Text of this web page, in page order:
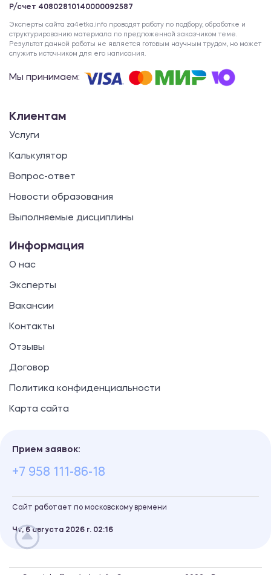
Р/счет 40802810140000092587
Эксперты сайта za4etka.info проводят работу по подбору, обработке и
структурированию материала по предложенной заказчиком теме.
Результат данной работы не является готовым научным трудом, но может
служить источником для его написания.
Мы принимаем:
Клиентам
Услуги
Калькулятор
Вопрос-ответ
Новости образования
Выполняемые дисциплины
Информация
О нас
Эксперты
Вакансии
Контакты
Отзывы
Договор
Политика конфиденциальности
Карта сайта
Прием заявок:
+7 958 111-86-18
Сайт работает по московскому времени
Чт, 6 августа 2026 г. 02 16